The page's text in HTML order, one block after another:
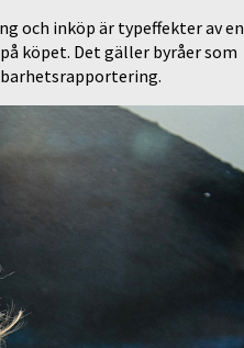
och inköp är typeffekter av en
köpet. Det gäller byråer som